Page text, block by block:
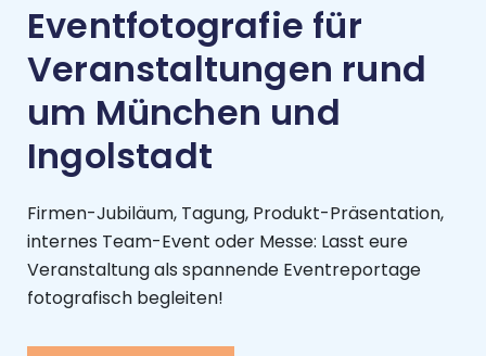
Eventfotografie für
Veranstaltungen rund
um München und
Ingolstadt
Firmen-Jubiläum, Tagung, Produkt-Präsentation,
internes Team-Event oder Messe: Lasst eure
Veranstaltung als spannende Eventreportage
fotografisch begleiten!